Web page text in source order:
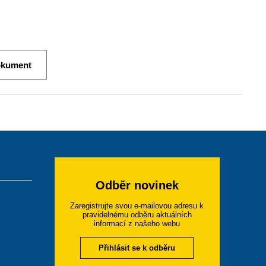
Odběr novinek
Zaregistrujte svou e-mailovou adresu k
pravidelnému odběru aktuálních
informací z našeho webu
Přihlásit se k odběru